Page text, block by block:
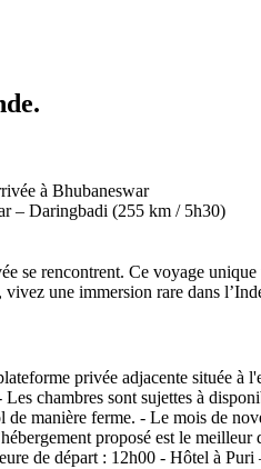
se rencontrent. Ce voyage
une immersion rare dans
privée adjacente située à
chambres sont sujettes à
manière ferme. - Le mois de
proposé est le
de départ : 12h00 - Hôtel à